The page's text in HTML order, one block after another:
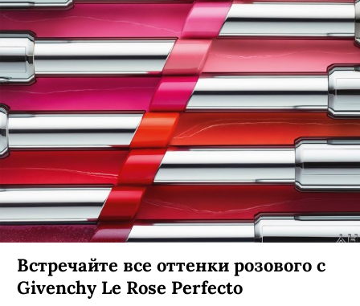
Встречайте все оттенки розового с
Givenchy Le Rose Perfecto